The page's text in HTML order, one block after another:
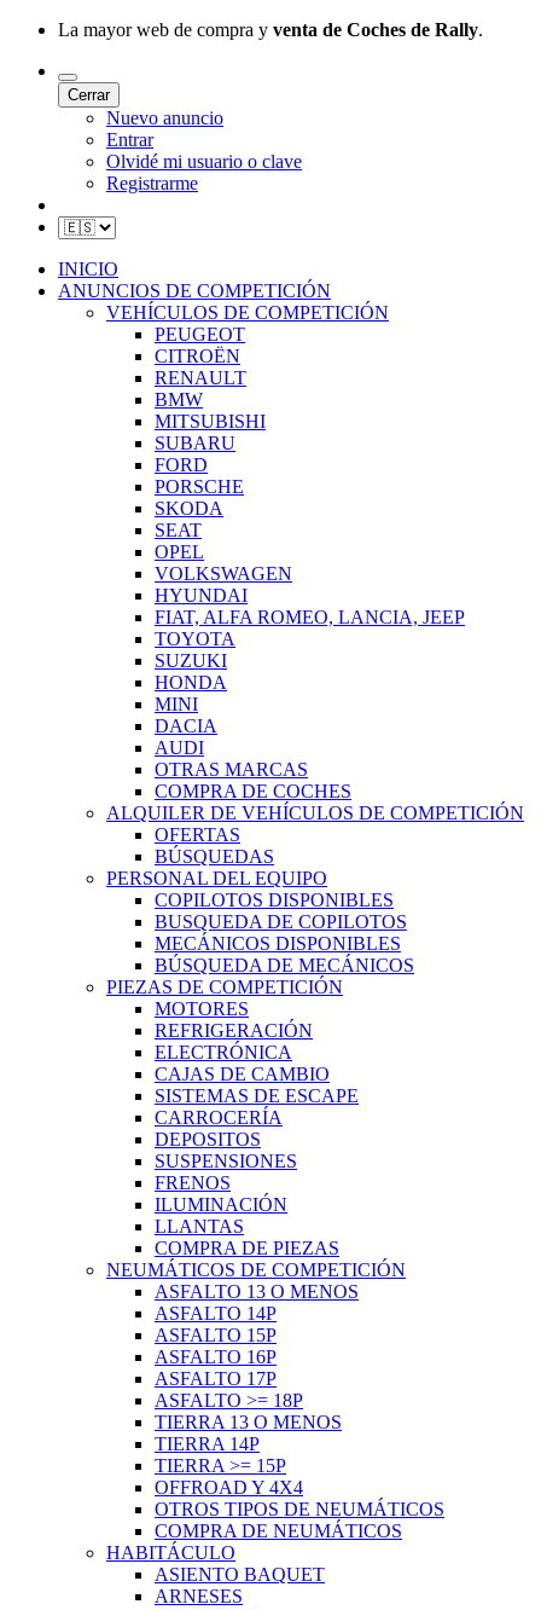
La mayor web de compra y venta de Coches de Rally.
Cerrar
Nuevo anuncio
Entrar
Olvidé mi usuario o clave
Registrarme
INICIO
ANUNCIOS DE COMPETICIÓN
VEHÍCULOS DE COMPETICIÓN
PEUGEOT
CITROËN
RENAULT
BMW
MITSUBISHI
SUBARU
FORD
PORSCHE
SKODA
SEAT
OPEL
VOLKSWAGEN
HYUNDAI
FIAT, ALFA ROMEO, LANCIA, JEEP
TOYOTA
SUZUKI
HONDA
MINI
DACIA
AUDI
OTRAS MARCAS
COMPRA DE COCHES
ALQUILER DE VEHÍCULOS DE COMPETICIÓN
OFERTAS
BÚSQUEDAS
PERSONAL DEL EQUIPO
COPILOTOS DISPONIBLES
BUSQUEDA DE COPILOTOS
MECÁNICOS DISPONIBLES
BÚSQUEDA DE MECÁNICOS
PIEZAS DE COMPETICIÓN
MOTORES
REFRIGERACIÓN
ELECTRÓNICA
CAJAS DE CAMBIO
SISTEMAS DE ESCAPE
CARROCERÍA
DEPOSITOS
SUSPENSIONES
FRENOS
ILUMINACIÓN
LLANTAS
COMPRA DE PIEZAS
NEUMÁTICOS DE COMPETICIÓN
ASFALTO 13 O MENOS
ASFALTO 14P
ASFALTO 15P
ASFALTO 16P
ASFALTO 17P
ASFALTO >= 18P
TIERRA 13 O MENOS
TIERRA 14P
TIERRA >= 15P
OFFROAD Y 4X4
OTROS TIPOS DE NEUMÁTICOS
COMPRA DE NEUMÁTICOS
HABITÁCULO
ASIENTO BAQUET
ARNESES